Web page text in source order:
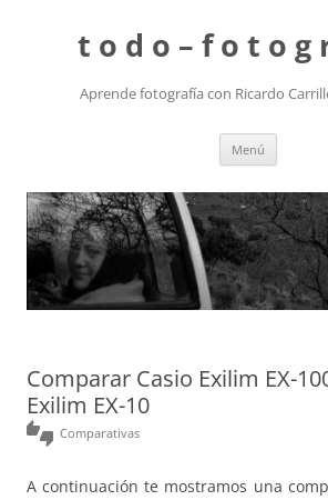
t o d o – f o t o g
Aprende fotografía con Ricardo
Menú
Comparar Casio Exilim EX-
Exilim EX-10
thumbs_up_down Comparativas
A continuación te mostramos una